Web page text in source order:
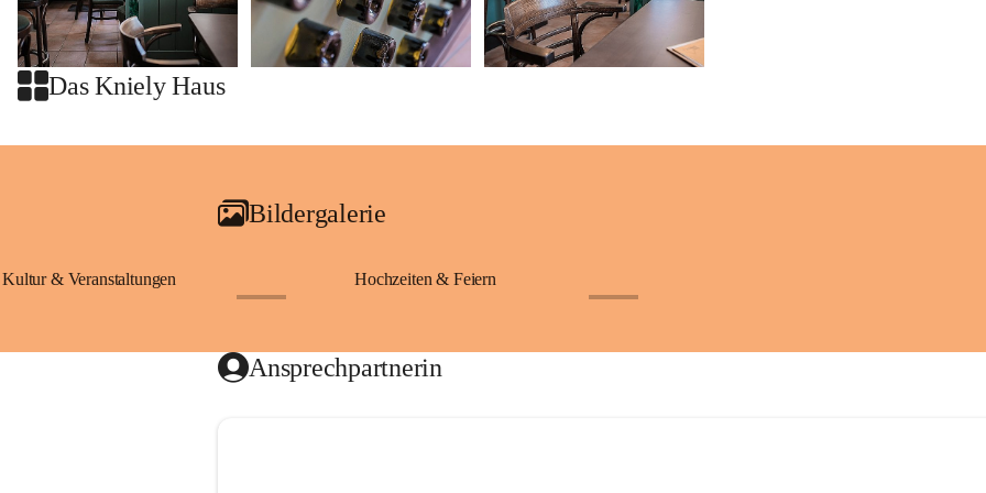
Das Kniely Haus
Bildergalerie
Kultur & Veranstaltungen Hochzeiten & Feiern
Ansprechpartnerin